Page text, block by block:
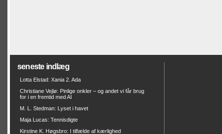
seneste indlæg
Lotta Elstad: Xania 2. Ada
Christiane Vejlø: Pinlige onkler – og andet vi får brug
for i en fremtid med AI
M. L. Stedman: Lyset i havet
Maja Lucas: Tennisdigte
Kirstine K. Høgsbro: I tilfælde af kærlighed